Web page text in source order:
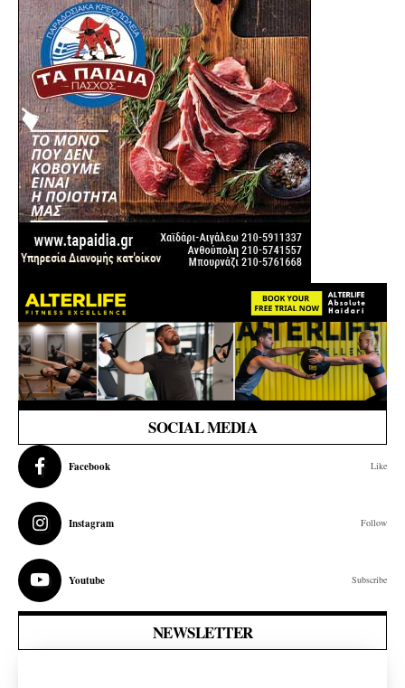
SOCIAL MEDIA
Facebook Like
Instagram Follow
Youtube Subscribe
NEWSLETTER